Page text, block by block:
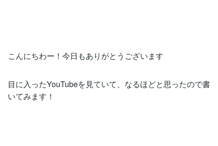
こんにちわー！今日もありがとうございます
目に入ったYouTubeを見ていて、なるほどと思ったので書
いてみます！